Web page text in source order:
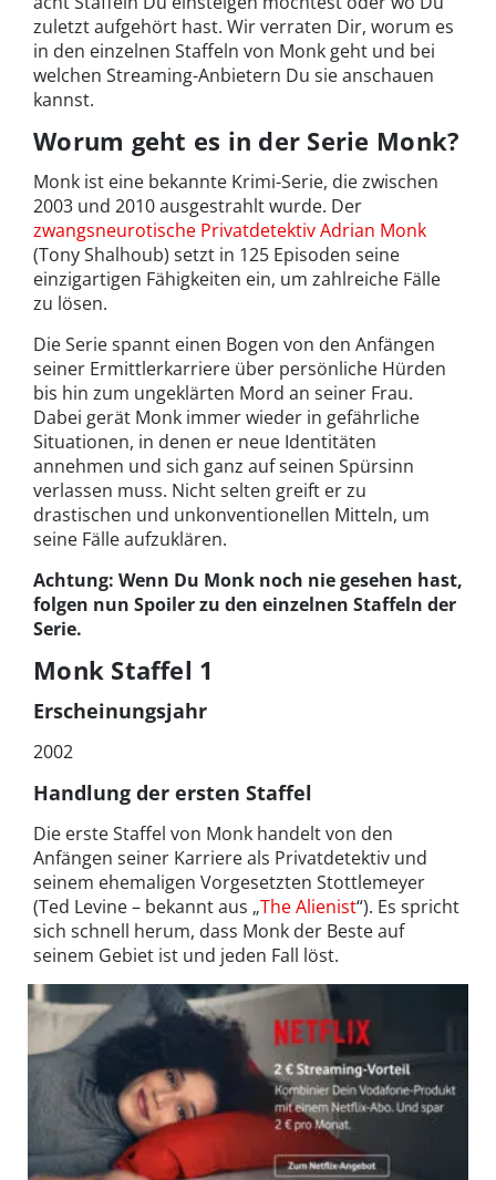
zuletzt aufgehört hast. Wir verraten Dir, worum es
in den einzelnen Staffeln von Monk geht und bei
welchen Streaming-Anbietern Du sie anschauen
kannst.
Worum geht es in der Serie Monk?
Monk ist eine bekannte Krimi-Serie, die zwischen
2003 und 2010 ausgestrahlt wurde. Der
zwangsneurotische Privatdetektiv Adrian Monk
(Tony Shalhoub) setzt in 125 Episoden seine
einzigartigen Fähigkeiten ein, um zahlreiche Fälle
zu lösen.
Die Serie spannt einen Bogen von den Anfängen
seiner Ermittlerkarriere über persönliche Hürden
bis hin zum ungeklärten Mord an seiner Frau.
Dabei gerät Monk immer wieder in gefährliche
Situationen, in denen er neue Identitäten
annehmen und sich ganz auf seinen Spürsinn
verlassen muss. Nicht selten greift er zu
drastischen und unkonventionellen Mitteln, um
seine Fälle aufzuklären.
Achtung: Wenn Du Monk noch nie gesehen hast,
folgen nun Spoiler zu den einzelnen Staffeln der
Serie.
Monk Staffel 1
Erscheinungsjahr
2002
Handlung der ersten Staffel
Die erste Staffel von Monk handelt von den
Anfängen seiner Karriere als Privatdetektiv und
seinem ehemaligen Vorgesetzten Stottlemeyer
(Ted Levine – bekannt aus „The Alienist“). Es spricht
sich schnell herum, dass Monk der Beste auf
seinem Gebiet ist und jeden Fall löst.